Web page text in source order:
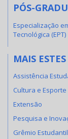
PÓS-
Especialização
Tecnológica (EPT)
MAIS ESTES
Assistência
Cultura e Esporte
Extensão
Pesquisa e
Grêmio Estudantil